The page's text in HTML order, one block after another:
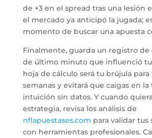
de +3 en el spread tras una lesión
el mercado ya anticipó la jugada;
momento de buscar una apuesta
Finalmente, guarda un registro de
de último minuto que influenció tu
hoja de cálculo será tu brújula para
semanas y evitará que caigas en
intuición sin datos. Y cuando
estrategia, revisa los análisis de
nflapuestases.com para validar tus
con herramientas profesionales.